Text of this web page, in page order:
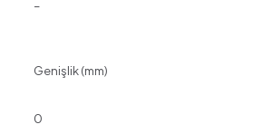
–
Genişlik (mm)
0